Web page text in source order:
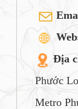
Địa
Phước
Metro